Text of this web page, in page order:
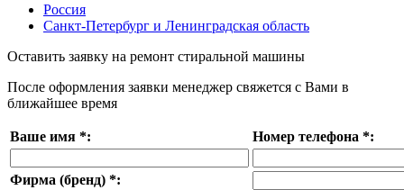
Россия
Санкт-Петербург и Ленинградская область
Оставить заявку на ремонт стиральной машины
После оформления заявки менеджер свяжется с Вами в
ближайшее время
Ваше имя *: Номер телефона *:
Фирма (бренд) *: